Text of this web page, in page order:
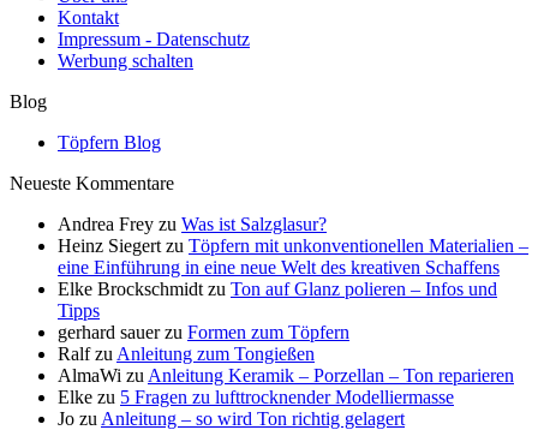
Kontakt
Impressum - Datenschutz
Werbung schalten
Blog
Töpfern Blog
Neueste Kommentare
Andrea Frey zu Was ist Salzglasur?
Heinz Siegert zu Töpfern mit unkonventionellen Materialien –
eine Einführung in eine neue Welt des kreativen Schaffens
Elke Brockschmidt zu Ton auf Glanz polieren – Infos und
Tipps
gerhard sauerzu Formen zum Töpfern
Ralfzu Anleitung zum Tongießen
AlmaWi zu Anleitung Keramik – Porzellan – Ton reparieren
Elke zu 5 Fragen zu lufttrocknender Modelliermasse
Jo zu Anleitung – so wird Ton richtig gelagert